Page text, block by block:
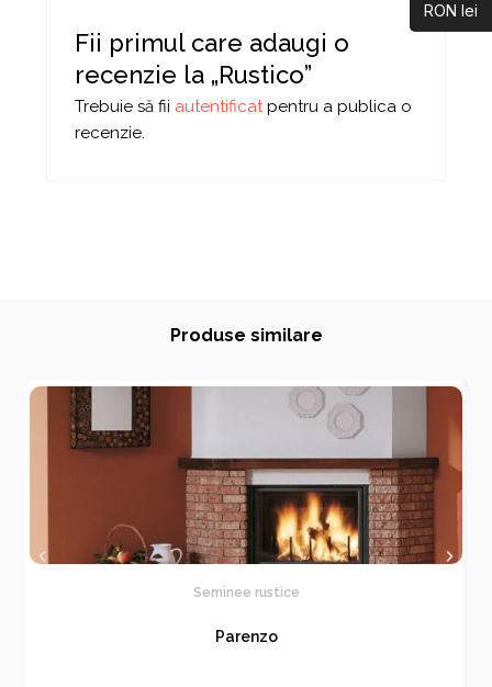
Fii primul care adaugi o
recenzie la „Rustico”
Trebuie să fii autentificatpentru a publica o
recenzie.
Produse similare
Seminee rustice
Parenzo
RON lei